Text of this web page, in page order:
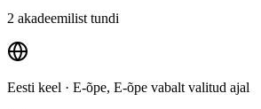
2 akadeemilist tundi
Eesti keel · E-õpe, E-õpe vabalt valitud ajal